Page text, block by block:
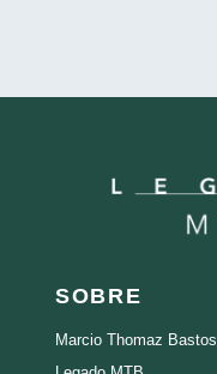
SOBRE
Marcio Thomaz Bastos